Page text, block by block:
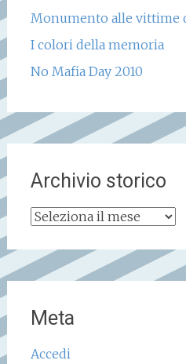
Monumento alle vittime
I colori della memoria
No Mafia Day 2010
Archivio storico
Archivio
Meta
Accedi